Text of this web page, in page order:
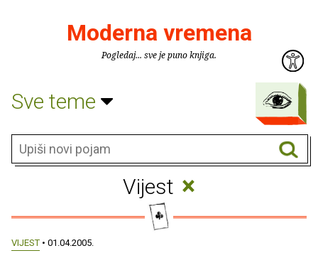
Moderna vremena
Pogledaj... sve je puno knjiga.
Sve teme
Vijest ×
VIJEST • 01.04.2005.